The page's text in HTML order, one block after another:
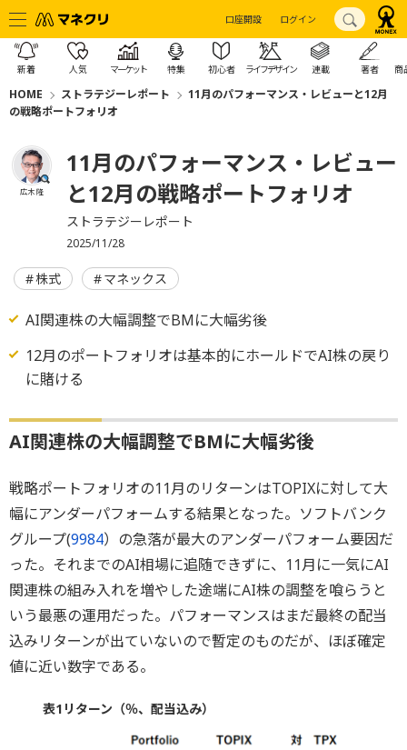
口座開設 ログイン
新着 人気 マーケット 特集 初心者 ライフデザイン 連載 著者 商
HOME ストラテジーレポート
11月のパフォーマンス・レビューと12月
の戦略ポートフォリオ
広木 隆
11月のパフォーマンス・レビュー
と12月の戦略ポートフォリオ
ストラテジーレポート
2025/11/28
株式 マネックス
AI関連株の大幅調整でBMに大幅劣後
12月のポートフォリオは基本的にホールドでAI株の戻り
に賭ける
AI関連株の大幅調整でBMに大幅劣後
戦略ポートフォリオの11月のリターンはTOPIXに対して大
幅にアンダーパフォームする結果となった。ソフトバンク
グループ(9984）の急落が最大のアンダーパフォーム要因だ
った。それまでのAI相場に追随できずに、11月に一気にAI
関連株の組み入れを増やした途端にAI株の調整を喰らうと
いう最悪の運用だった。パフォーマンスはまだ最終の配当
込みリターンが出ていないので暫定のものだが、ほぼ確定
値に近い数字である。
表1リターン（％、配当込み）